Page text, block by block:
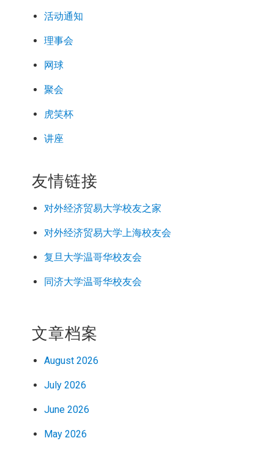
活动通知
理事会
网球
聚会
虎笑杯
讲座
友情链接
对外经济贸易大学校友之家
对外经济贸易大学上海校友会
复旦大学温哥华校友会
同济大学温哥华校友会
文章档案
August 2026
July 2026
June 2026
May 2026